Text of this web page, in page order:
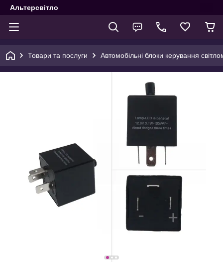
Альтерсвітло
Товари та послуги Автомобільні блоки керування